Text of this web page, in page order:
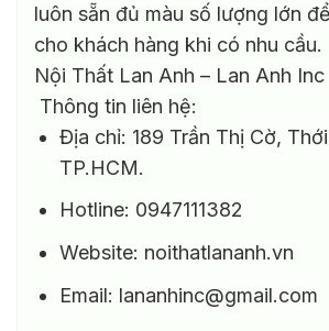
luôn sẵn đủ màu số lượng lớn
cho khách hàng khi có nhu cầu.
Nội Thất Lan Anh – Lan Anh Inc
Thông tin liên hệ:
Địa chỉ: 189 Trần Thị Cờ,
TP.HCM.
Hotline: 0947111382
Website: noithatlananh.vn
Email: lananhinc@gmail.com